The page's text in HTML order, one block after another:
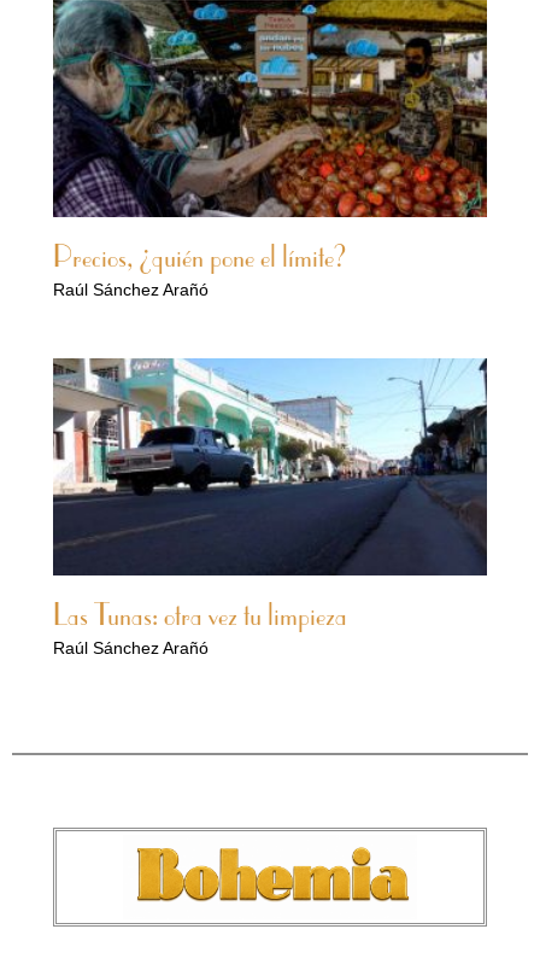
Precios, ¿quién pone el límite?
Raúl Sánchez Arañó
Las Tunas: otra vez tu limpieza
Raúl Sánchez Arañó